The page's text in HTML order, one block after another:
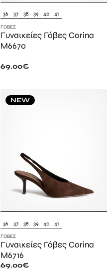
36 37 38 39 40 41
ΓΌΒΕΣ
Γυναικείες Γόβες Corina
M6670
69.00€
NEW
36 37 38 39 40 41
ΓΌΒΕΣ
Γυναικείες Γόβες Corina
M6716
69.00€